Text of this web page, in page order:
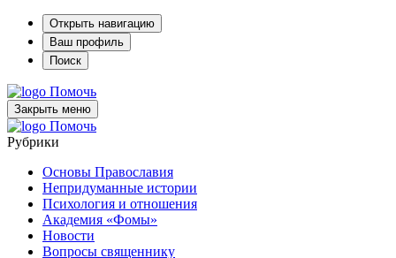
Открыть навигацию
Ваш профиль
Поиск
Помочь
Закрыть меню
Помочь
Рубрики
Основы Православия
Непридуманные истории
Психология и отношения
Академия «Фомы»
Новости
Вопросы священнику